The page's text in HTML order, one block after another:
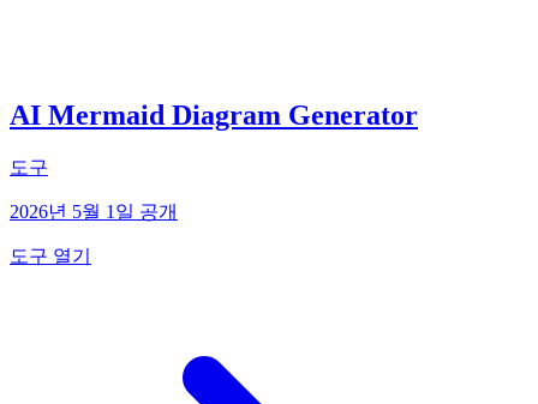
AI Mermaid Diagram Generator
도구
2026년 5월 1일 공개
도구 열기